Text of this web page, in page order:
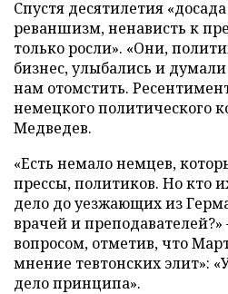
Спустя десятилетия
реваншизм, ненависть к
только росли». «Они,
бизнес, улыбались и
нам отомстить.
немецкого политического
Медведев.
«Есть немало немцев,
прессы, политиков. Но кто
дело до уезжающих из
врачей и преподавателей?»
вопросом, отметив, что
мнение тевтонских элит»:
дело принципа».